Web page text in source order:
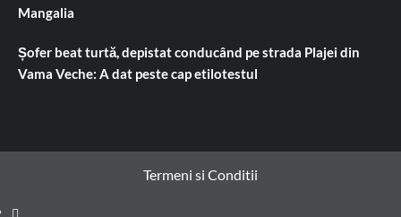
Mangalia
Șofer beat turtă, depistat conducând pe strada Plajei din
Vama Veche: A dat peste cap etilotestul
Termeni si Conditii
Prima